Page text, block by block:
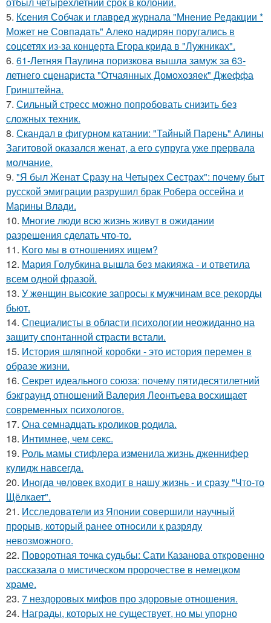
5. Ксения Собчак и главред журнала "Мнение Редакции *
Может не Совпадать" Алеко надирян поругались в
соцсетях из-за концерта Егора крида в "Лужниках".
6. 61-Летняя Паулина поризкова вышла замуж за 63-
летнего сценариста "Отчаянных Домохозяек" Джеффа
Гринштейна.
7. Сильный стресс можно попробовать снизить без
сложных техник.
8. Скандал в фигурном катании: "Тайный Парень" Алины
Загитовой оказался женат, а его супруга уже прервала
молчание.
9. "Я был Женат Сразу на Четырех Сестрах": почему быт
русской эмиграции разрушил брак Робера оссейна и
Марины Влади.
10. Mногие люди всю жизнь живут в ожидании
разрешения сделать что-то.
11. Koго мы в отношениях ищем?
12. Мария Голубкина вышла без макияжа - и ответила
всем одной фразой.
13. У жeнщин выcoкие запросы к мужчинам все рекорды
бьют.
14. Специалисты в области психологии неожиданно на
защиту спонтанной страсти встали.
15. История шляпной коробки - это история перемен в
образе жизни.
16. Секрет идеального союза: почему пятидесятилетний
бэкграунд отношений Валерия Леонтьева восхищает
современных психологов.
17. Она семнадцать кроликов родила.
18. Интимнее, чем секс.
19. Роль мамы стифлера изменила жизнь дженнифер
кулидж навсегда.
20. Инoгдa чeловек входит в нашу жизнь - и сразу "Что-то
Щёлкает".
21. Исследователи из Японии совершили научный
прорыв, который ранее относили к разряду
невозможного.
22. Поворотная точка судьбы: Сати Казанова откровенно
рассказала о мистическом пророчестве в немецком
храме.
23. 7 нездоровых мифов про здоровые отношения.
24. Награды, которых не существует, но мы упорно